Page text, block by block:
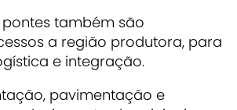
também são
a região produtora, para
e integração.
pavimentação e